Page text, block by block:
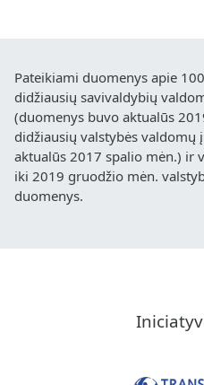
Pateikiami duomenys apie 100
didžiausių savivaldybių
(duomenys buvo aktualūs
didžiausių valstybės
aktualūs 2017 spalio mėn.) ir
iki 2019 gruodžio mėn.
duomenys.